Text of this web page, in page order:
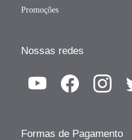
Promoções
Nossas redes
Formas de Pagamento